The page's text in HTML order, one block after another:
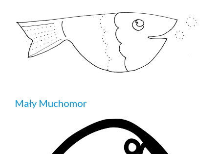
Mały Muchomor